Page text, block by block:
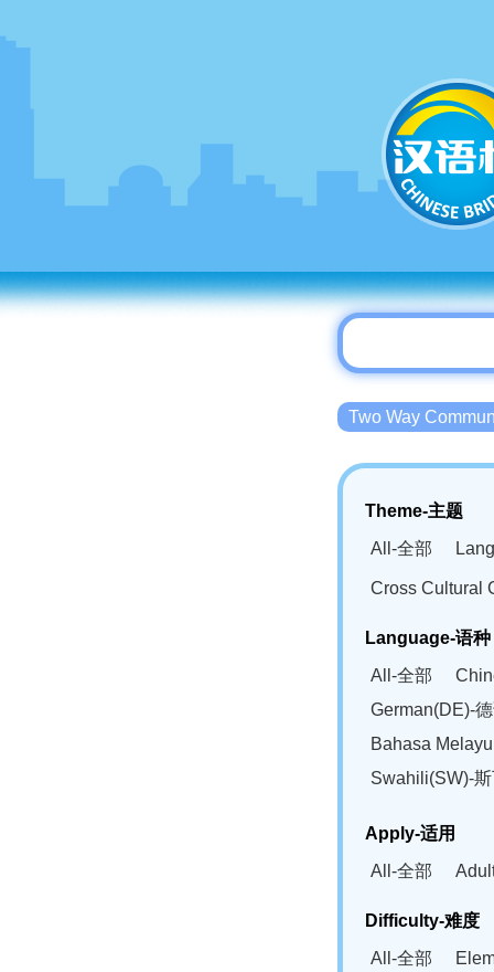
Two Way
Theme-主题
All-全部
Cross Cultural
Language-语种
All-全部
German(DE)-
Bahasa
Swahili(SW)-
Apply-适用
All-全部
Difficulty-难度
All-全部